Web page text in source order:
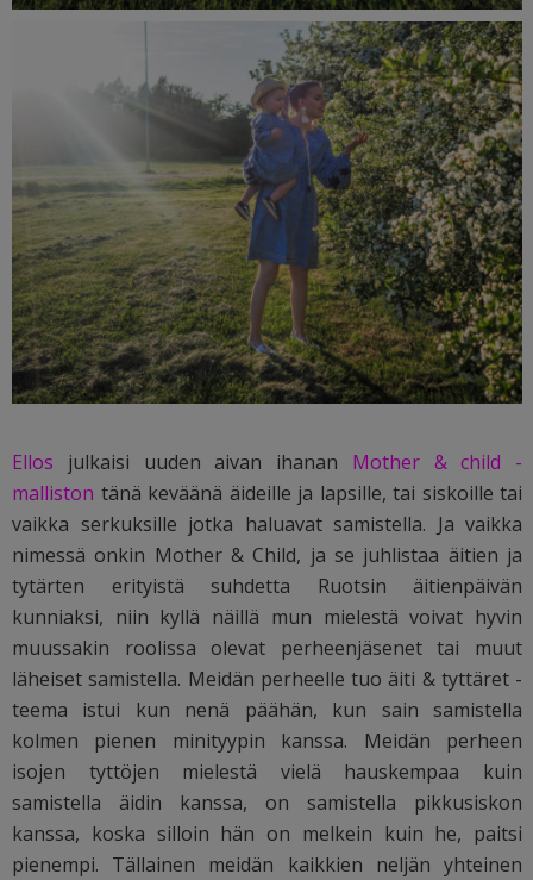
Ellos julkaisi uuden aivan ihanan Mother & child -
malliston tänä keväänä äideille ja lapsille, tai siskoille tai
vaikka serkuksille jotka haluavat samistella. Ja vaikka
nimessä onkin Mother & Child, ja se juhlistaa äitien ja
tytärten erityistä suhdetta Ruotsin äitienpäivän
kunniaksi, niin kyllä näillä mun mielestä voivat hyvin
muussakin roolissa olevat perheenjäsenet tai muut
läheiset samistella. Meidän perheelle tuo äiti & tyttäret -
teema istui kun nenä päähän, kun sain samistella
kolmen pienen minityypin kanssa. Meidän perheen
isojen tyttöjen mielestä vielä hauskempaa kuin
samistella äidin kanssa, on samistella pikkusiskon
kanssa, koska silloin hän on melkein kuin he, paitsi
pienempi. Tällainen meidän kaikkien neljän yhteinen